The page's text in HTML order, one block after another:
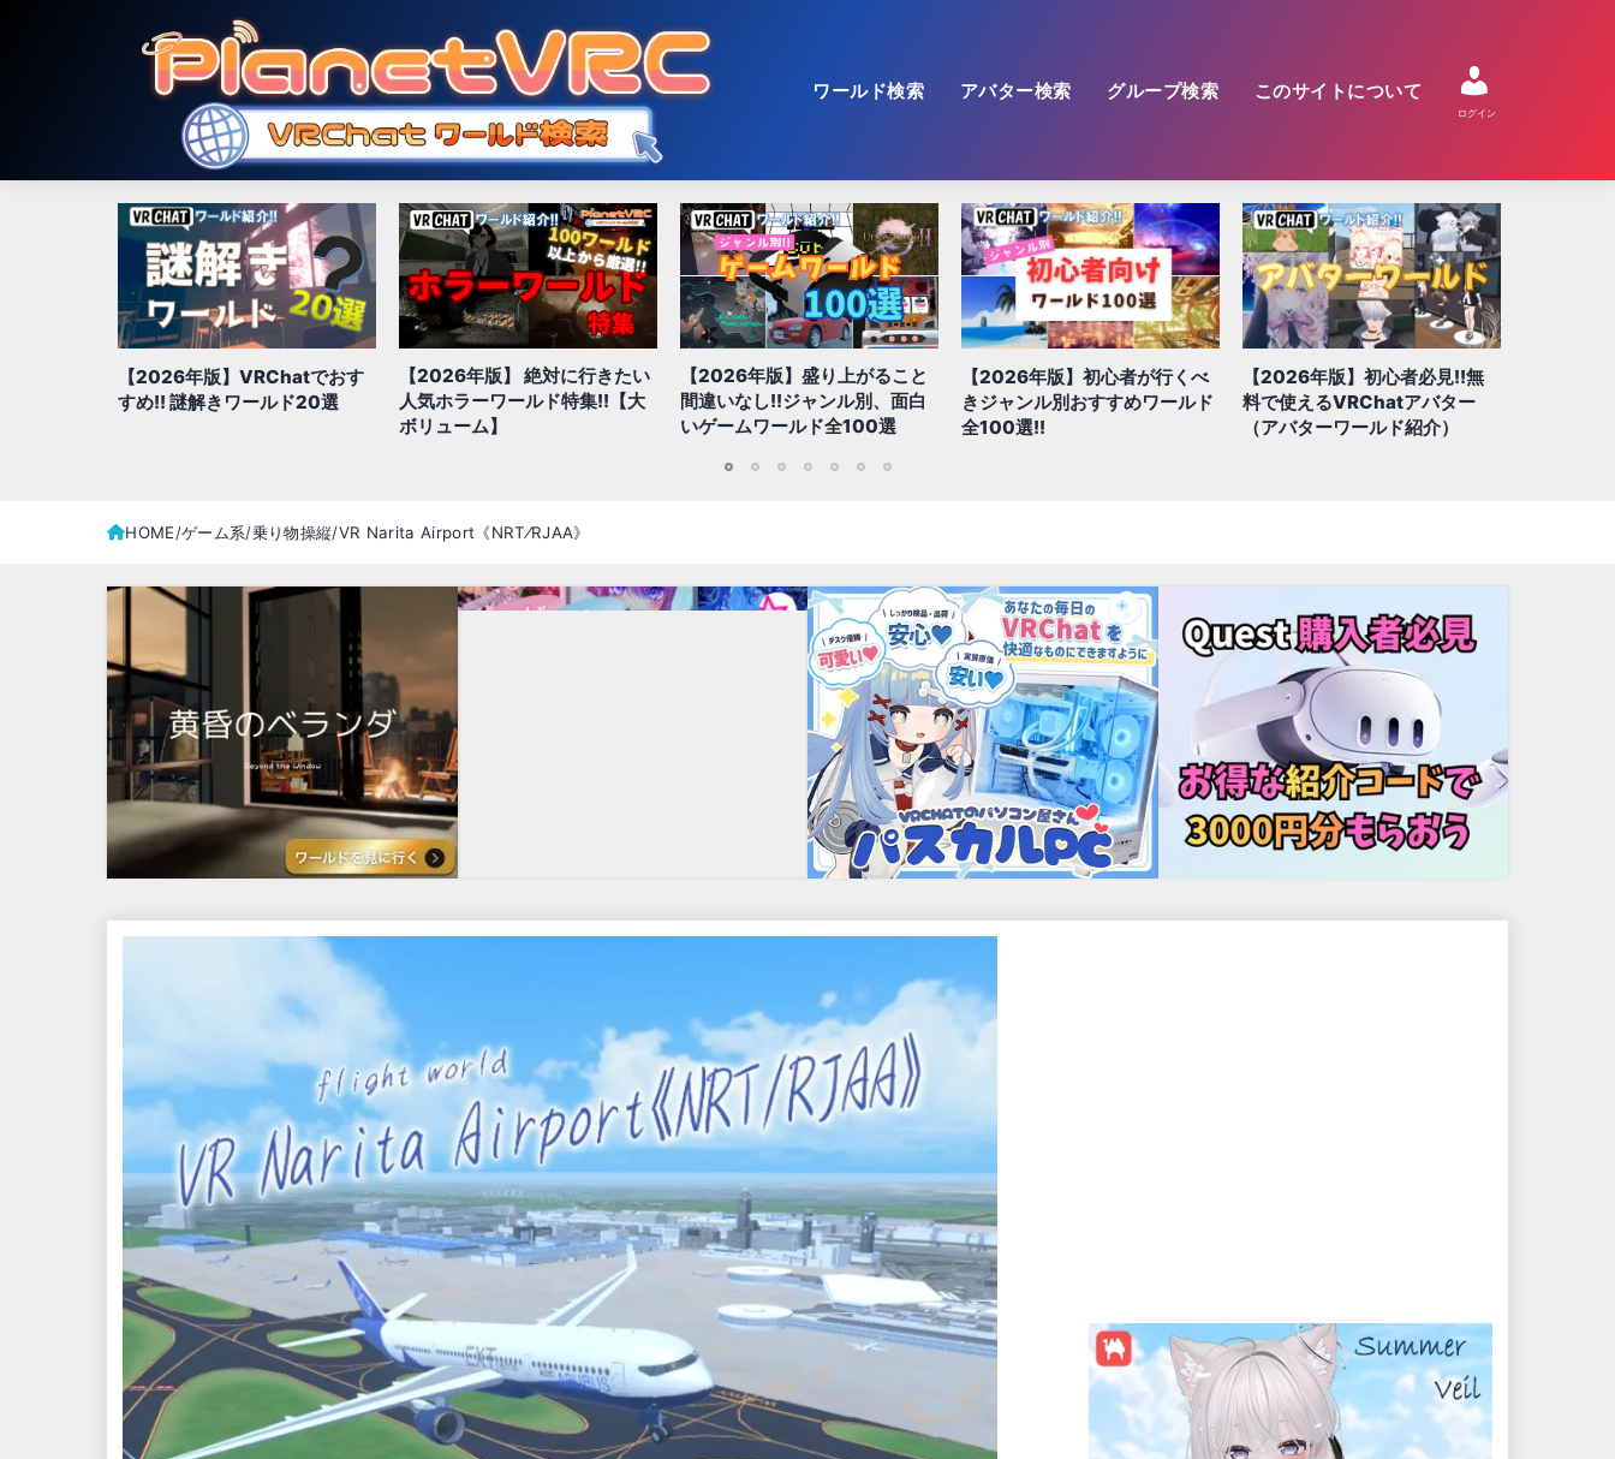
ワールド検索 アバター検索 グループ検索 このサイトについて
ログイン
【2026年版】 絶対に行きたい
人気ホラーワールド特集!!【大
【2026年版】盛り上がること
間違いなし!!ジャンル別、面白
いゲームワールド全100選
【2026年版】初心者が行くべ
きジャンル別おすすめワールド
全100選!!
【2026年版】初心者必見!!無
料で使えるVRChatアバター
（アバターワールド紹介）
【2026年版】綺麗で壮大な景
色！多種多様な世界を味わえる
おすすめ景観ワールドに行こう
HOME ゲーム系 乗り物操縦 VR Narita Airport《NRT⁄RJAA》